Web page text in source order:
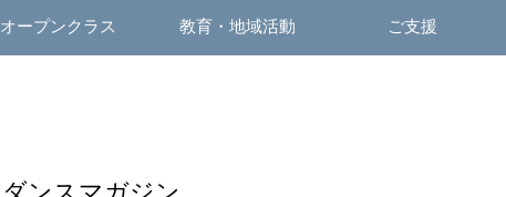
オープンクラス 教育・地域活動 ご支援